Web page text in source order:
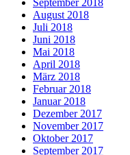
September 2018
August 2018
Juli 2018
Juni 2018
Mai 2018
April 2018
März 2018
Februar 2018
Januar 2018
Dezember 2017
November 2017
Oktober 2017
September 2017